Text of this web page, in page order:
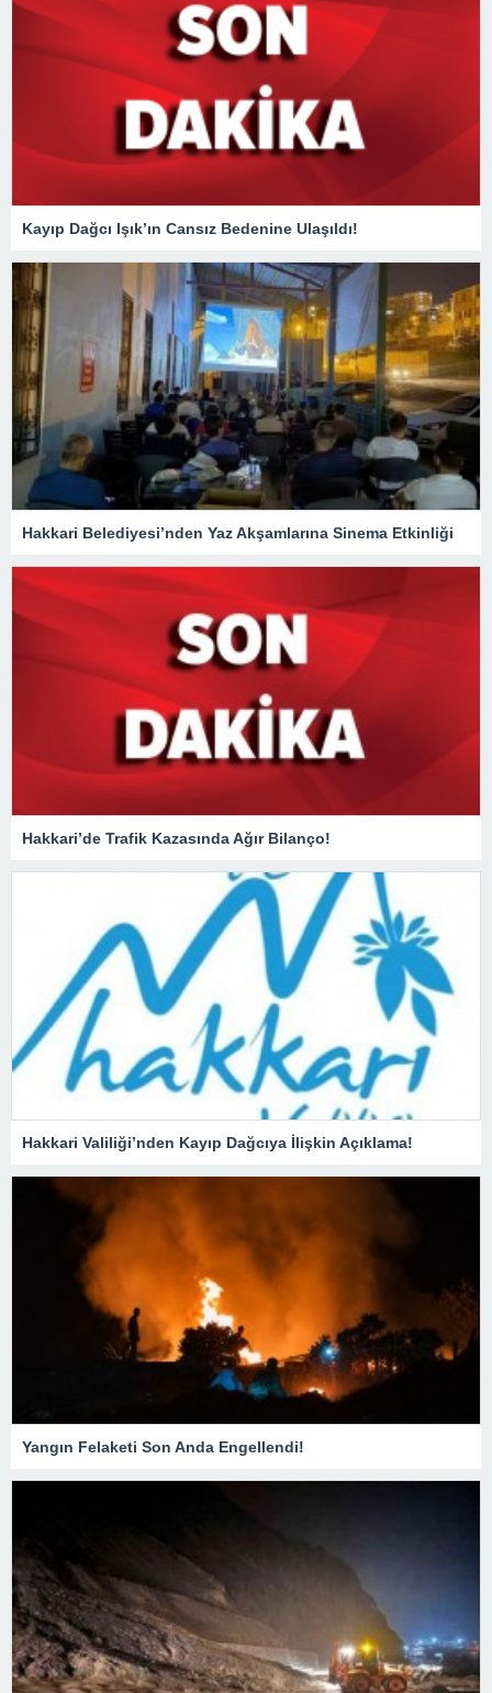
Kayıp Dağcı Işık’ın Cansız Bedenine Ulaşıldı!
Hakkari Belediyesi’nden Yaz Akşamlarına Sinema Etkinliği
Hakkari’de Trafik Kazasında Ağır Bilanço!
Hakkari Valiliği’nden Kayıp Dağcıya İlişkin Açıklama!
Yangın Felaketi Son Anda Engellendi!